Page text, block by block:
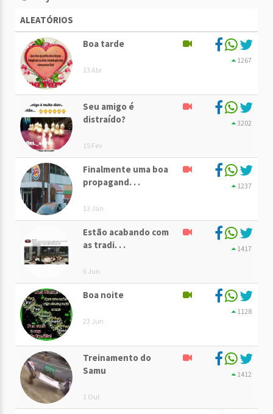
ALEATÓRIOS
Boa tarde
13 Abr
1267
Seu amigo é
distraído?
15 Fev
3202
Finalmente uma boa
propagand. . .
13 Jan
1237
Estão acabando com
as tradi. . .
6 Jun
1417
Boa noite
23 Jun
1128
Treinamento do
Samu
1 Out
1412